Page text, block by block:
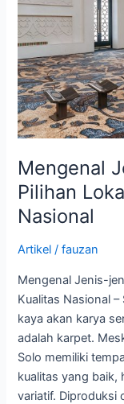
Mengenal
Pilihan
Nasional
Artikel /fauzan
Mengenal Jenis-
Kualitas Nasional
kaya akan karya
adalah karpet.
Solo memiliki
kualitas yang baik,
variatif. Diproduksi
Solo
Pilihan
Lokal
dengan
Kualitas
Nasional